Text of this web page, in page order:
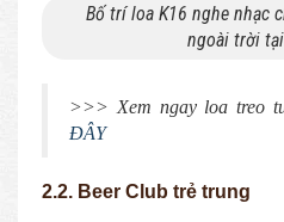
Bố trí loa K16 nghe nhạc
ngoài trời tại
>>> Xem ngay loa treo
ĐÂY
2.2. Beer Club trẻ trung